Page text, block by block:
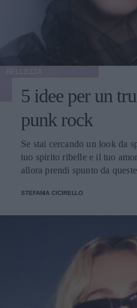
5 idee per un
punk rock
Se stai cercando un look da
tuo spirito ribelle e il tuo
allora prendi spunto da
STEFANIA CICIRELLO